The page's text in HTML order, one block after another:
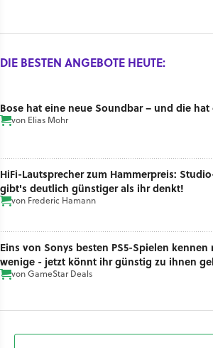
DIE BESTEN ANGEBOTE HEUTE:
Bose hat eine neue Soundbar – und die hat
von Elias Mohr
HiFi-Lautsprecher zum Hammerpreis:
gibt's deutlich günstiger als ihr denkt!
von Frederic Hamann
Eins von Sonys besten PS5-Spielen kennen
wenige - jetzt könnt ihr günstig zu ihnen
vonGameStar Deals